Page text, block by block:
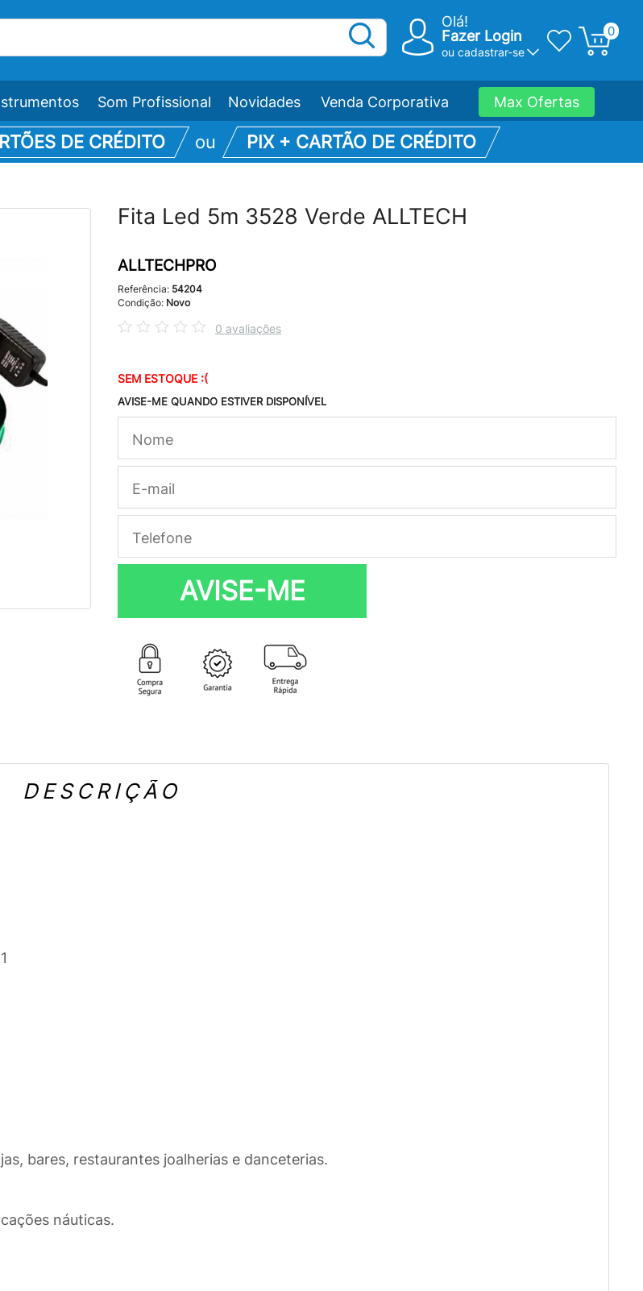
Olá!
Fazer Login
ou cadastrar-se
0
Som Profissional Novidades Venda Corporativa Max Ofertas
DE CRÉDITO ou PIX + CARTÃO DE CRÉDITO
Fita Led 5m 3528 Verde ALLTECH
ALLTECHPRO
Referência: 54204
Condição: Novo
0 avaliações
SEM ESTOQUE :(
AVISE-ME QUANDO ESTIVER DISPONÍVEL
AVISE-ME
DESCRIÇÃO
bares, restaurantes joalherias e danceterias.
náuticas.